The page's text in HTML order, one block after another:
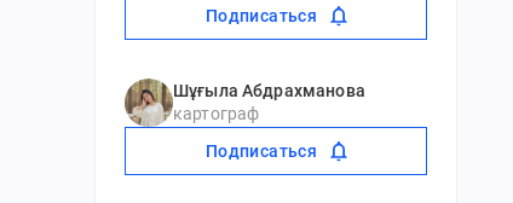
Подписаться
Шұғыла Абдрахманова
картограф
Подписаться